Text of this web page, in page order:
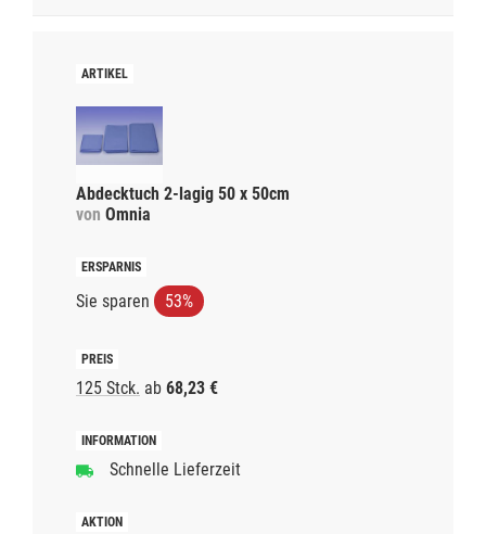
Abdecktuch 2-lagig 50 x 50cm
von Omnia
Sie sparen 53%
125 Stck. ab 68,23 €
Schnelle Lieferzeit